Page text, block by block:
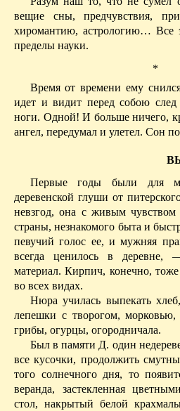
вещие сны, предчувствия,
хиромантию, астрологию… Все
пределы науки.
*
Время от времени ему
идет и видит перед собою
ноги. Одной! И больше ничего,
ангел, передумал и улетел. Сон
Первые годы были для
деревенской глуши от
невзгод, она с живым чувством
страны, незнакомого быта и
певучий голос ее, имужняя
всегда ценилось в деревне,
материал. Кирпич, конечно,
во всех видах.
Нюра училась выпекать
лепешки с творогом, морковью,
грибы, огурцы, огородничала.
Был в памяти Д. один
все кусочки, продолжить
того солнечного дня, то
веранда, застекленная
стол, накрытый белой